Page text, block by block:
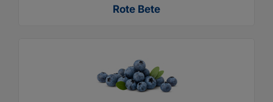
Rote Bete